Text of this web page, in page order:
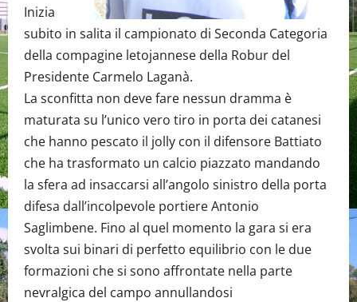
Inizia
subito in salita il campionato di Seconda Categoria
della compagine letojannese della Robur del
Presidente Carmelo Laganà.
La sconfitta non deve fare nessun dramma è
maturata su l’unico vero tiro in porta dei catanesi
che hanno pescato il jolly con il difensore Battiato
che ha trasformato un calcio piazzato mandando
la sfera ad insaccarsi all’angolo sinistro della porta
difesa dall’incolpevole portiere Antonio
Saglimbene. Fino al quel momento la gara si era
svolta sui binari di perfetto equilibrio con le due
formazioni che si sono affrontate nella parte
nevralgica del campo annullandosi